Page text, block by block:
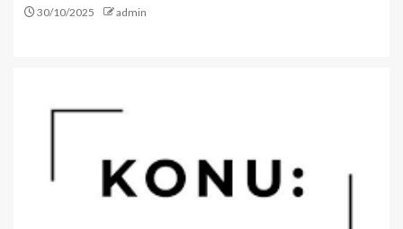
30/10/2025 admin